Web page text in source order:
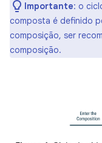
Importante: o
composta é definido
composição, ser
composição.